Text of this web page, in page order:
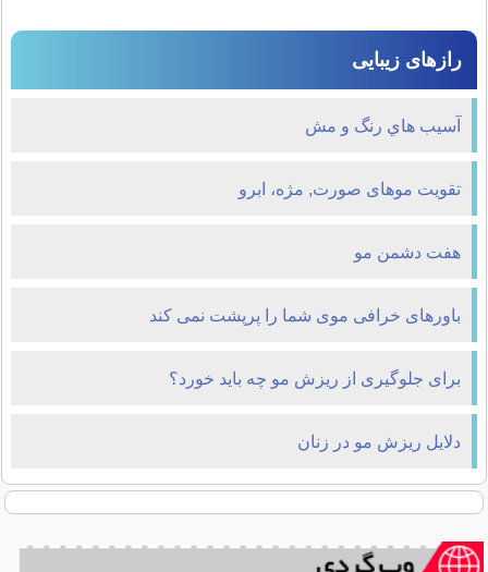
رازهای زیبایی
آسيب هاي رنگ و مش
تقویت موهای صورت, مژه، ابرو
هفت دشمن مو
باورهای خرافی موی شما را پرپشت نمی کند
برای جلوگیری از ریزش مو چه باید خورد؟
دلایل ریزش مو در زنان